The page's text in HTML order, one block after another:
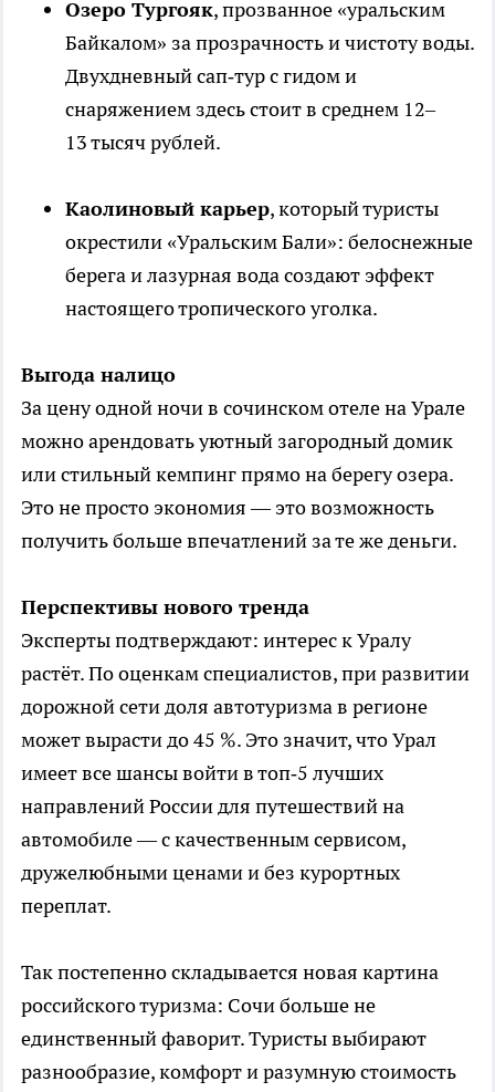
Озеро Тургояк, прозванное «уральским
Байкалом» за прозрачность и чистоту воды.
Двухдневный сап‑тур с гидом и
снаряжением здесь стоит в среднем 12–
13 тысяч рублей.
Каолиновый карьер, который туристы
окрестили «Уральским Бали»: белоснежные
берега и лазурная вода создают эффект
настоящего тропического уголка.
Выгода налицо
За цену одной ночи в сочинском отеле на Урале
можно арендовать уютный загородный домик
или стильный кемпинг прямо на берегу озера.
Это не просто экономия — это возможность
получить больше впечатлений за те же деньги.
Перспективы нового тренда
Эксперты подтверждают: интерес к Уралу
растёт. По оценкам специалистов, при развитии
дорожной сети доля автотуризма в регионе
может вырасти до 45 %. Это значит, что Урал
имеет все шансы войти в топ‑5 лучших
направлений России для путешествий на
автомобиле — с качественным сервисом,
дружелюбными ценами и без курортных
переплат.
Так постепенно складывается новая картина
российского туризма: Сочи больше не
единственный фаворит. Туристы выбирают
разнообразие, комфорт и разумную стоимость